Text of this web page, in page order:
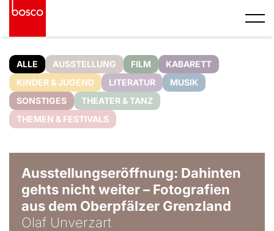
ALLE AUSSTELLUNG FILM
KABARETT
KINDER & JUGEND
LITERATUR
MUSIK
SONSTIGES
THEATER & TANZ
THEMEN & FESTIVALS
Ausstellungseröffnung: Dahinten
gehts nicht weiter – Fotografien
aus dem Oberpfälzer Grenzland
Olaf Unverzart